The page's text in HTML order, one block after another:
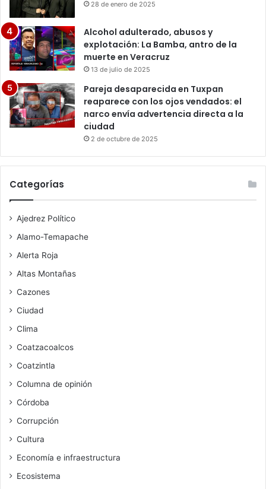
28 de enero de 2025
Alcohol adulterado, abusos y
explotación: La Bamba, antro de la
muerte en Veracruz
13 de julio de 2025
Pareja desaparecida en Tuxpan
reaparece con los ojos vendados: el
narco envía advertencia directa a la
ciudad
2 de octubre de 2025
Categorías
Ajedrez Político
Alamo-Temapache
Alerta Roja
Altas Montañas
Cazones
Ciudad
Clima
Coatzacoalcos
Coatzintla
Columna de opinión
Córdoba
Corrupción
Cultura
Economía e infraestructura
Ecosistema